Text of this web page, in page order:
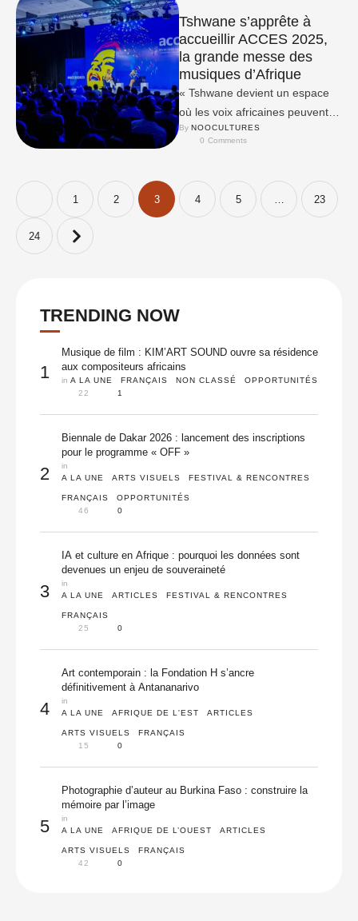
Tshwane s’apprête à
accueillir ACCES 2025,
la grande messe des
musiques d’Afrique
« Tshwane devient un espace
où les voix africaines peuvent
influencer la conversation
By NOOCULTURES
0 Comments
1 2 3 4 5 23
24
TRENDING NOW
1
Musique de film : KIM’ART SOUND ouvre sa résidence
aux compositeurs africains
in A LA UNE FRANÇAIS NON CLASSÉ
OPPORTUNITÉS
22
1
2
Biennale de Dakar 2026 : lancement des inscriptions
pour le programme « OFF »
in
A LA UNE
ARTS VISUELS FESTIVAL & RENCONTRES
FRANÇAIS
OPPORTUNITÉS
46
0
3
IA et culture en Afrique : pourquoi les données sont
devenues un enjeu de souveraineté
in
A LA UNE
ARTICLES FESTIVAL & RENCONTRES
FRANÇAIS
25
0
4
Art contemporain : la Fondation H s’ancre
définitivement à Antananarivo
in
A LA UNE
AFRIQUE DE L'EST ARTICLES
ARTS VISUELS
FRANÇAIS
15
0
5
Photographie d’auteur au Burkina Faso : construire la
mémoire par l’image
in
A LA UNE
AFRIQUE DE L’OUEST ARTICLES
ARTS VISUELS
FRANÇAIS
42
0